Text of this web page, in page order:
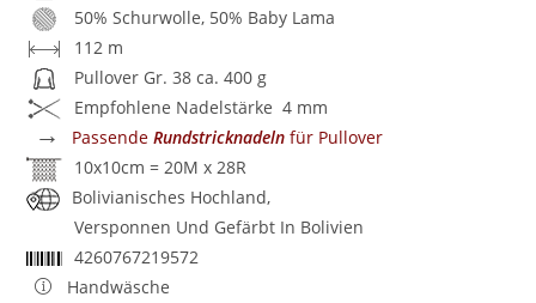
50% Schurwolle, 50% Baby Lama
112 m
Pullover Gr. 38 ca. 400 g
Empfohlene Nadelstärke 4 mm
→ PassendeRundstricknadeln für Pullover
10x10cm = 20M x 28R
Bolivianisches Hochland,
Versponnen Und Gefärbt In Bolivien
4260767219572
Handwäsche